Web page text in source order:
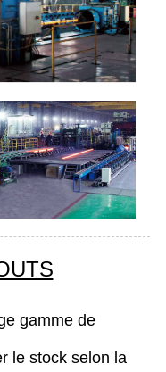
gamme de
le stock selon la